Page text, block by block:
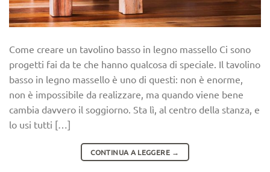
Come creare un tavolino basso in legno massello Ci sono
progetti fai da te che hanno qualcosa di speciale. Il tavolino
basso in legno massello è uno di questi: non è enorme,
non è impossibile da realizzare, ma quando viene bene
cambia davvero il soggiorno. Sta lì, al centro della stanza, e
lo usi tutti […]
CONTINUA A LEGGERE →